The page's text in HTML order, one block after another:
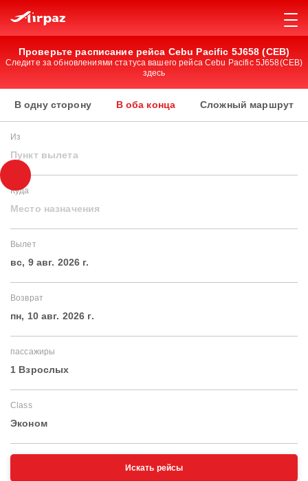
Проверьте расписание рейса Cebu Pacific 5J658 (CEB)
Следите за обновлениями статуса вашего рейса Cebu Pacific 5J658(CEB)
здесь
В одну сторону В оба конца Сложный маршрут
Из
Пункт вылета
Куда
Место назначения
Вылет
вс, 9 авг. 2026 г.
Возврат
пн, 10 авг. 2026 г.
пассажиры
1 Взрослых
Class
Эконом
Искать рейсы